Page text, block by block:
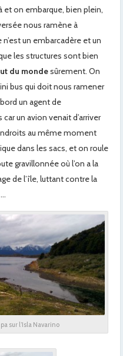
et on embarque, bien plein,
nous ramène à
n’est un embarcadère et un
les structures sont bien
du mondesûrement. On
bus qui doit nous ramener
un agent de
un avion venait d’arriver
au même moment
dans les sacs, et on roule
gravillonnée où l’on a la
de l’île, luttant contre la
sur l’Isla Navarino